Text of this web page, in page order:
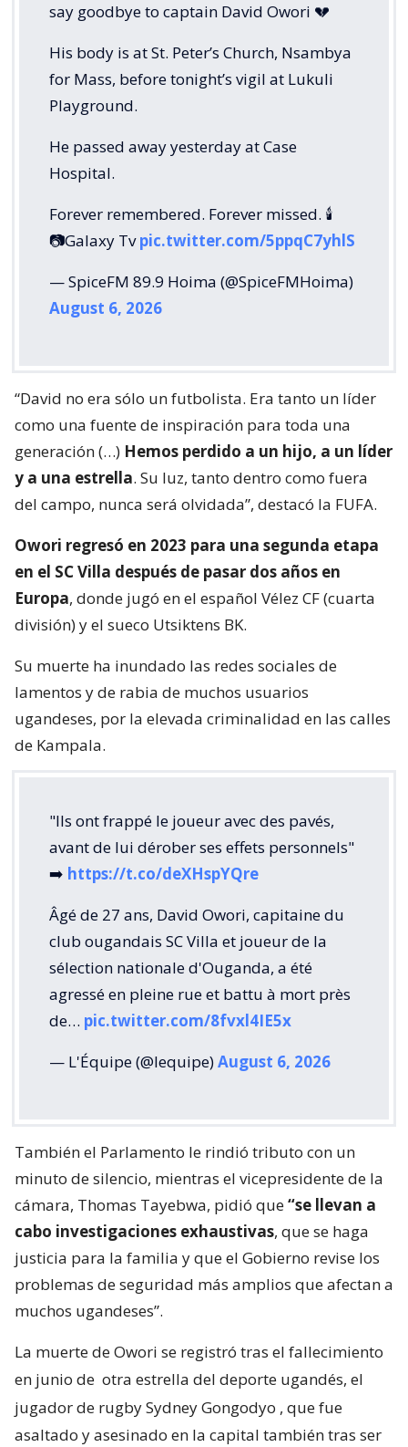
say goodbye to captain David Owori 💔
His body is at St. Peter’s Church, Nsambya
for Mass, before tonight’s vigil at Lukuli
Playground.
He passed away yesterday at Case
Hospital.
Forever remembered. Forever missed. 🕯️
📷Galaxy Tvpic.twitter.com/5ppqC7yhlS
— SpiceFM 89.9 Hoima (@SpiceFMHoima)
August 6, 2026
“David no era sólo un futbolista. Era tanto un líder
como una fuente de inspiración para toda una
generación (…) Hemos perdido a un hijo, a un líder
y a una estrella. Su luz, tanto dentro como fuera
del campo, nunca será olvidada”, destacó la FUFA.
Owori regresó en 2023 para una segunda etapa
en el SC Villa después de pasar dos años en
Europa, donde jugó en el español Vélez CF (cuarta
división) y el sueco Utsiktens BK.
Su muerte ha inundado las redes sociales de
lamentos y de rabia de muchos usuarios
ugandeses, por la elevada criminalidad en las calles
de Kampala.
"Ils ont frappé le joueur avec des pavés,
avant de lui dérober ses effets personnels"
➡️ https://t.co/deXHspYQre
Âgé de 27 ans, David Owori, capitaine du
club ougandais SC Villa et joueur de la
sélection nationale d'Ouganda, a été
agressé en pleine rue et battu à mort près
de… pic.twitter.com/8fvxl4IE5x
— L'Équipe (@lequipe)August 6, 2026
También el Parlamento le rindió tributo con un
minuto de silencio, mientras el vicepresidente de la
cámara, Thomas Tayebwa, pidió que“se llevan a
cabo investigaciones exhaustivas, que se haga
justicia para la familia y que el Gobierno revise los
problemas de seguridad más amplios que afectan a
muchos ugandeses”.
La muerte de Owori se registró tras el fallecimiento
en junio de otra estrella del deporte ugandés, el
jugador de rugby Sydney Gongodyo , que fue
asaltado y asesinado en la capital también tras ser